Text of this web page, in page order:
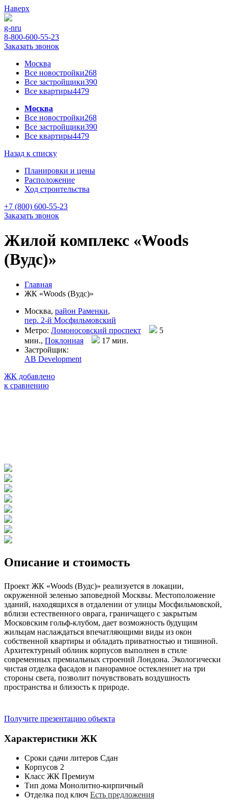
Наверх
g-nru
8-800-600-55-23
Заказать звонок
Москва
Все новостройки268
Все застройщики390
Все квартиры4479
Москва
Все новостройки268
Все застройщики390
Все квартиры4479
Назад к списку
Планировки и цены
Расположение
Ход строительства
+7 (800) 600-55-23
Заказать звонок
Жилой комплекс «Woods
(Вудс)»
Главная
ЖК «Woods (Вудс)»
Москва, район Раменки,
пер. 2-й Мосфильмовский
Метро: Ломоносовский проспект
5
мин., Поклонная 17 мин.
Застройщик:
AB Development
ЖК добавлено
к сравнению
Описание и стоимость
Проект ЖК «Woods (Вудс)» реализуется в локации,
окруженной зеленью заповедной Москвы. Местоположение
зданий, находящихся в отдалении от улицы Мосфильмовской,
вблизи естественного оврага, граничащего с закрытым
Московским гольф-клубом, дает возможность будущим
жильцам наслаждаться впечатляющими виды из окон
собственной квартиры и обладать приватностью и тишиной.
Архитектурный облиик корпусов выполнен в стиле
современных премиальных строений Лондона. Экологически
чистая отделка фасадов и панорамное остеклениет на три
стороны света, позволит почувствовать воздушность
пространства и близость к природе.
Получите презентацию объекта
Характеристики ЖК
Сроки сдачи литеров Сдан
Корпусов 2
Класс ЖК Премиум
Тип дома Монолитно-кирпичный
Отделка под ключ Есть предложения